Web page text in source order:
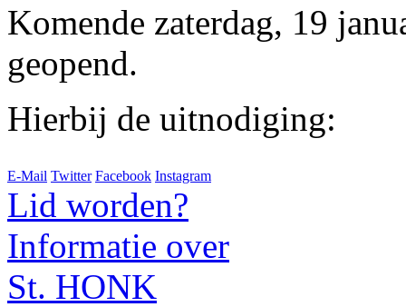
Komende zaterdag, 19
geopend.
Hierbij de uitnodiging:
E-Mail Twitter Facebook Instagram
Lid worden?
Informatie over
St. HONK